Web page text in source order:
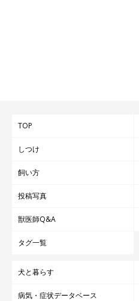
TOP
しつけ
飼い方
投稿写真
獣医師Q&A
タグ一覧
犬と暮らす
病気・症状データベース